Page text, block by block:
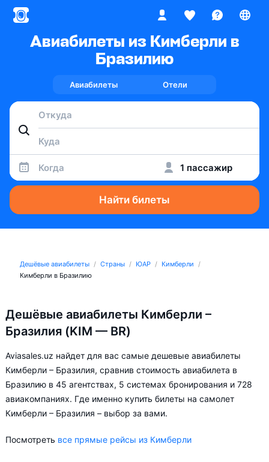
Авиабилеты из Кимберли в
Бразилию
Авиабилеты Отели
Когда 1 пассажир
Найти билеты
Дешёвые авиабилеты Страны ЮАР
Кимберли
Кимберли в Бразилию
Дешёвые авиабилеты Кимберли –
Бразилия (KIM — BR)
Aviasales.uz найдет для вас самые дешевые авиабилеты
Кимберли – Бразилия, сравнив стоимость авиабилета в
Бразилию в 45 агентствах, 5 системах бронирования и 728
авиакомпаниях. Где именно купить билеты на самолет
Кимберли – Бразилия – выбор за вами.
Посмотреть все прямые рейсы из Кимберли